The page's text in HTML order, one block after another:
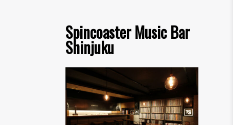
Spincoaster Music Bar
Shinjuku